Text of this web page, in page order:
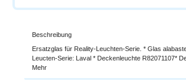
Beschreibung
Ersatzglas für Reality-Leuchten-Serie. * Glas
Leucten-Serie: Laval * Deckenleuchte R82071107*
Mehr